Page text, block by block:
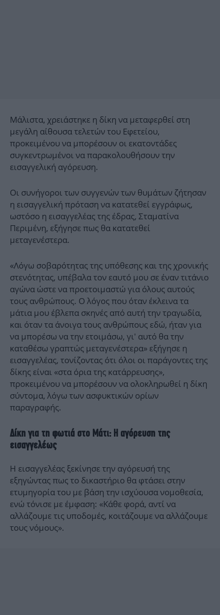
Μάλιστα, χρειάστηκε η δίκη να μεταφερθεί στη
μεγάλη αίθουσα τελετών του Εφετείου,
προκειμένου να μπορέσουν οι εκατοντάδες
συγκεντρωμένοι να παρακολουθήσουν την
εισαγγελική αγόρευση.
Οι συνήγοροι των συγγενών των θυμάτων ζήτησαν
η εισαγγελική πρόταση να κατατεθεί εγγράφως,
ωστόσο η εισαγγελέας της έδρας, Σταματίνα
Περιμένη, εξήγησε πως θα κατατεθεί
μεταγενέστερα.
«Λόγω σοβαρότητας της υπόθεσης και της χρονικής
στενότητας, υπέβαλα τον εαυτό μου σε έναν τιτάνιο
αγώνα ώστε να προετοιμαστώ για όλους αυτούς
τους ανθρώπους. Ο λόγος που όταν έκλεινα τα
μάτια μου έβλεπα σκηνές από αυτή την τραγωδία,
και όταν τα άνοιγα τους ανθρώπους εδώ, ήταν για
να μπορέσω να την ετοιμάσω, γι' αυτό θα την
καταθέσω γραπτώς μεταγενέστερα» εξήγησε η
εισαγγελέας, τονίζοντας ότι όλοι οι παράγοντες της
δίκης είναι «στα όρια της κατάρρευσης»,
προκειμένου να μπορέσουν να ολοκληρωθεί η δίκη
σύντομα, λόγω των ασφυκτικών ορίων
παραγραφής.
Δίκη για τη φωτιά στο Μάτι: Η αγόρευση της
εισαγγελέως
Η εισαγγελέας ξεκίνησε την αγόρευσή της
εξηγώντας πως το δικαστήριο θα φτάσει στην
ετυμηγορία του με βάση την ισχύουσα νομοθεσία,
ενώ τόνισε με έμφαση: «Κάθε φορά, αντί να
αλλάζουμε τις υποδομές, κοιτάζουμε να αλλάζουμε
τους νόμους».